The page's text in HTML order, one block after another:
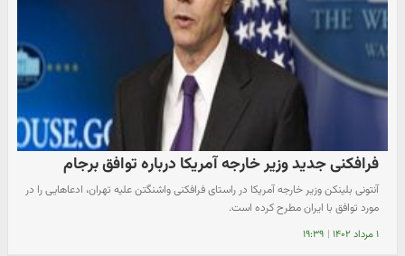
فرافکنی جدید وزیر خارجه آمریکا درباره توافق برجام
آنتونی بلینکن وزیر خارجه آمریکا در راستای فرافکنی واشنگتن علیه تهران، ادعاهایی را در
مورد توافق با ایران مطرح کرده است.
۱ مرداد ۱۴۰۲ | ۱۹:۳۹